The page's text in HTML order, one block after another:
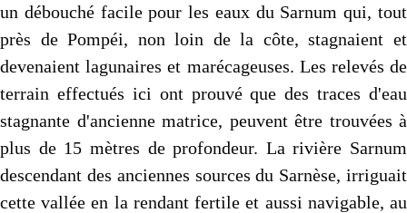
un débouché facile pour les eaux du Sarnum qui, tout
près de Pompéi, non loin de la côte, stagnaient et
devenaient lagunaires et marécageuses. Les relevés de
terrain effectués ici ont prouvé que des traces d'eau
stagnante d'ancienne matrice, peuvent être trouvées à
plus de 15 mètres de profondeur. La rivière Sarnum
descendant des anciennes sources du Sarnèse, irriguait
cette vallée en la rendant fertile et aussi navigable, au